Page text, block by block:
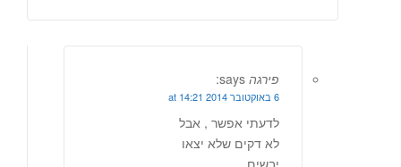
פירגה says:
6 באוקטובר 2014 at 14:21
לדעתי אפשר , אבל
לא דקים שלא יצאו